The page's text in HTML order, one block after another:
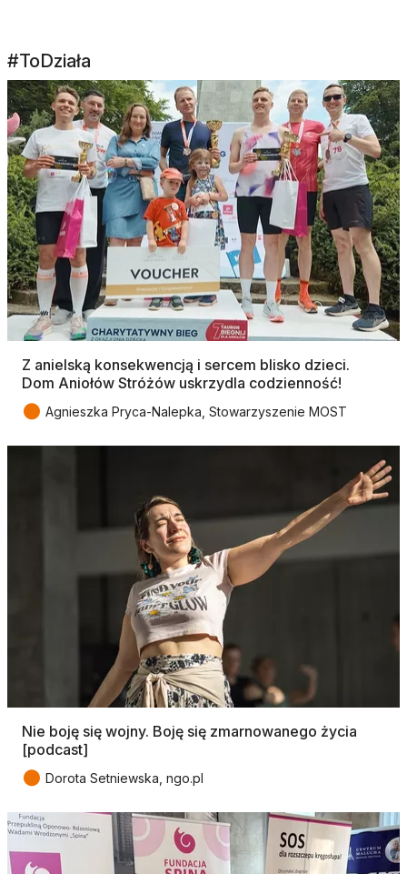
#ToDziała
Z anielską konsekwencją i sercem blisko dzieci.
Dom Aniołów Stróżów uskrzydla codzienność!
● Agnieszka Pryca-Nalepka, Stowarzyszenie MOST
Nie boję się wojny. Boję się zmarnowanego życia
[podcast]
● Dorota Setniewska, ngo.pl